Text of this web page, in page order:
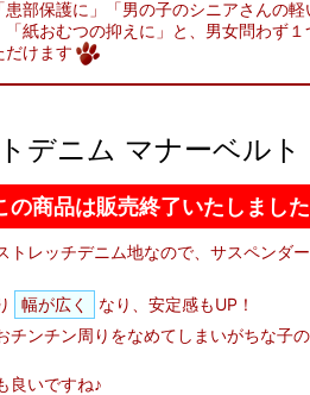
患部保護に」「男の子のシニアさんの
「紙おむつの抑えに」と、男女問わず
だけます
デニム マナーベルト
の商品は販売終了いたしまし
トレッチデニム地なので、サスペンダ
幅が広く
なり、安定感もUP！
チンチン周りをなめてしまいがちな子
良いですね♪